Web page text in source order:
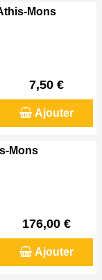
Mons
7,50 €
Ajouter
Mons
176,00 €
Ajouter